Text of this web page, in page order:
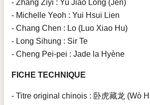
- Zhang Ziyi : Yu Jiao Long (Jen)
- Michelle Yeoh : Yui Hsui Lien
- Chang Chen : Lo (Luo Xiao Hu)
- Long Sihung : Sir Te
- Cheng Pei-pei : Jade la Hyène
FICHE TECHNIQUE
- Titre original chinois : 卧虎藏龙 (Wò